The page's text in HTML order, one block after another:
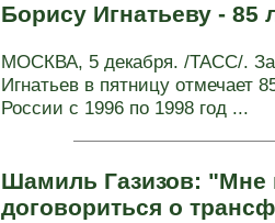
Борису Игнатьеву - 85
МОСКВА, 5 декабря. /ТАСС/.
Игнатьев в пятницу отмечает
России с 1996 по 1998 год ...
Шамиль Газизов: "Мне
договориться о